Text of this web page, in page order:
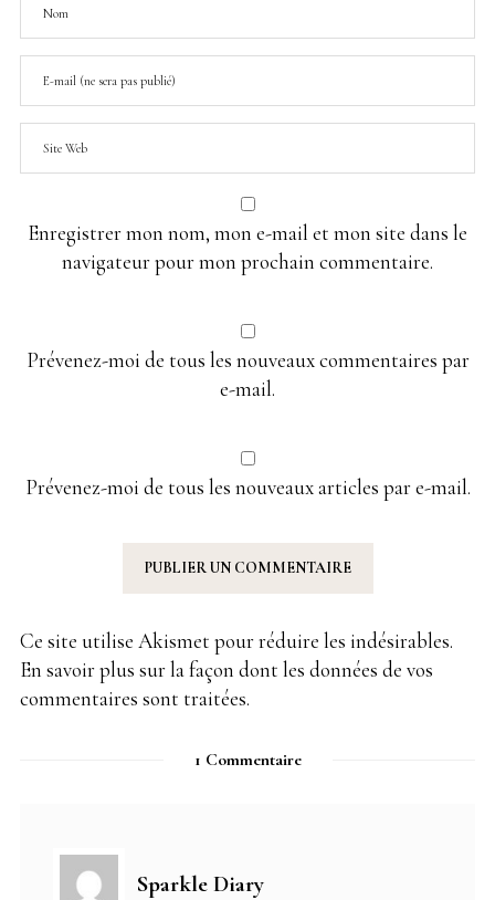
Enregistrer mon nom, mon e-mail et mon site dans le
navigateur pour mon prochain commentaire.
Prévenez-moi de tous les nouveaux commentaires par
e-mail.
Prévenez-moi de tous les nouveaux articles par e-mail.
Ce site utilise Akismet pour réduire les indésirables.
En savoir plus sur la façon dont les données de vos
commentaires sont traitées.
1 Commentaire
Sparkle Diary